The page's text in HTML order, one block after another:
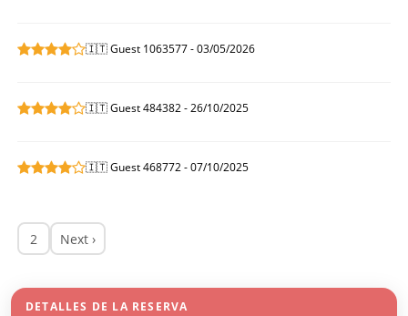
🇮🇹 Guest 1063577 - 03/05/2026
🇮🇹 Guest 484382 - 26/10/2025
🇮🇹 Guest 468772 - 07/10/2025
2 Next ›
DETALLES DE LA RESERVA